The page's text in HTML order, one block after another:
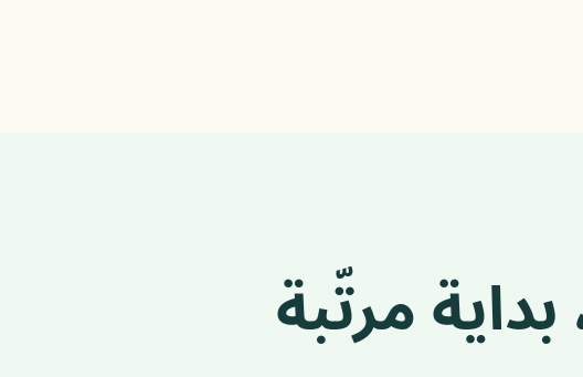
مرتّبة